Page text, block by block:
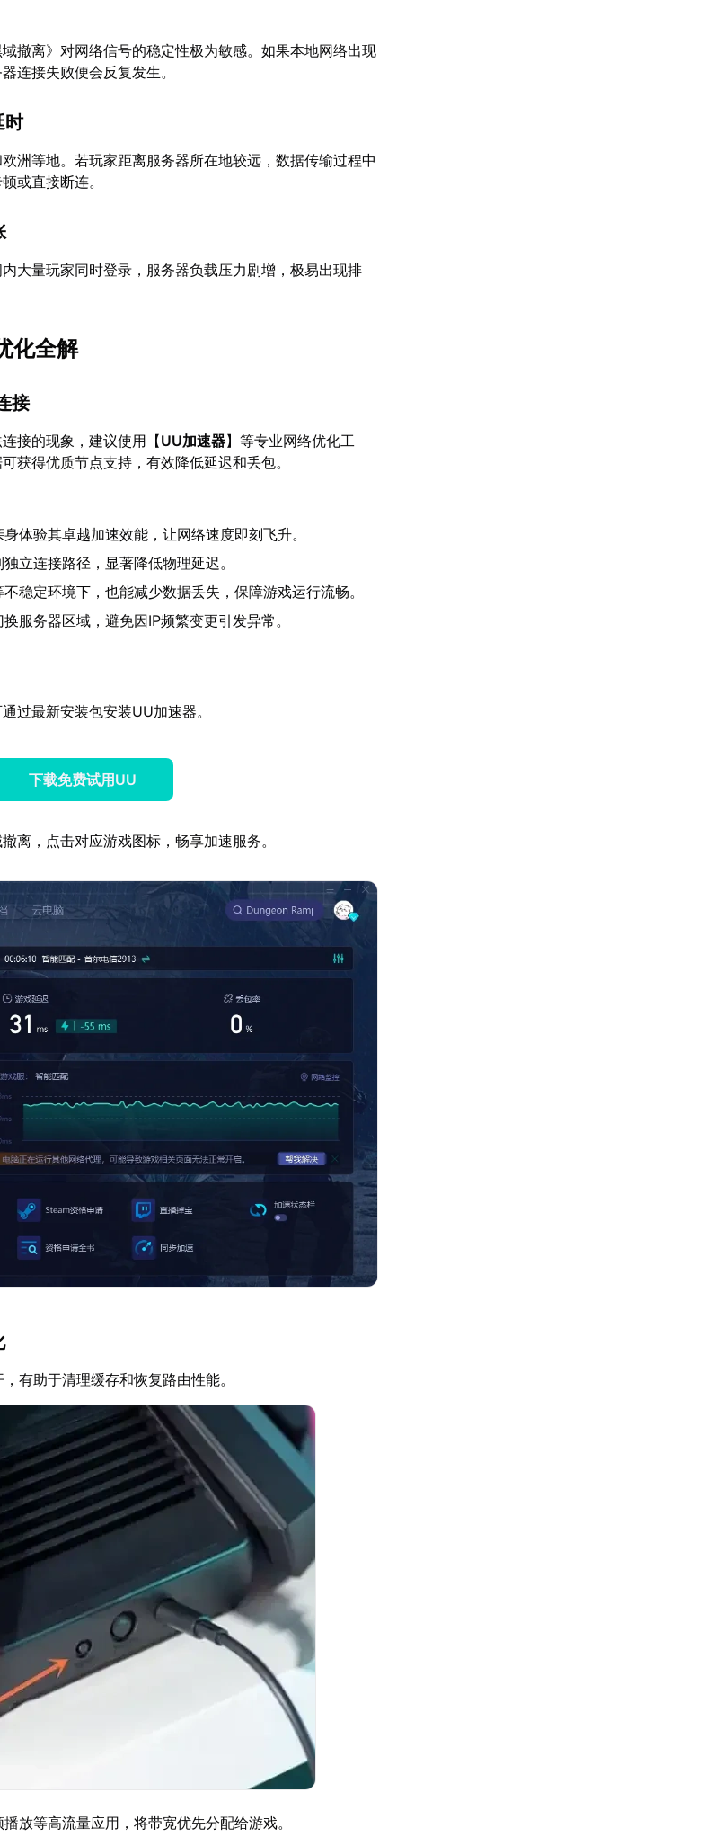
撤离》对网络信号的稳定性极为敏感。如果本地网络出现
连接失败便会反复发生。
时
洲等地。若玩家距离服务器所在地较远，数据传输过程中
或直接断连。
大量玩家同时登录，服务器负载压力剧增，极易出现排
化全解
接
接的现象，建议使用【UU加速器】等专业网络优化工
获得优质节点支持，有效降低延迟和丢包。
体验其卓越加速效能，让网络速度即刻飞升。
独立连接路径，显著降低物理延迟。
不稳定环境下，也能减少数据丢失，保障游戏运行流畅。
换服务器区域，避免因IP频繁变更引发异常。
过最新安装包安装UU加速器。
下载免费试用UU
离，点击对应游戏图标，畅享加速服务。
有助于清理缓存和恢复路由性能。
放等高流量应用，将带宽优先分配给游戏。